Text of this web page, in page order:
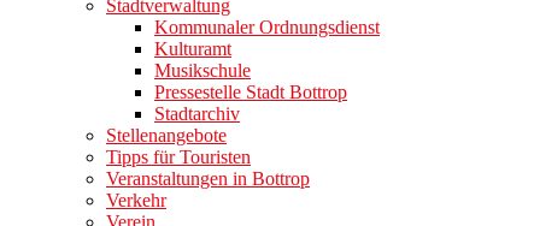
Stadtverwaltung
Kommunaler Ordnungsdienst
Kulturamt
Musikschule
Pressestelle Stadt Bottrop
Stadtarchiv
Stellenangebote
Tipps für Touristen
Veranstaltungen in Bottrop
Verkehr